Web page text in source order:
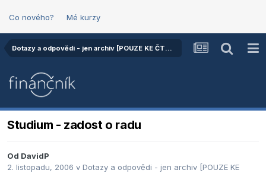
Co nového? Mé kurzy
Dotazy a odpovědi - jen archiv [POUZE KE ČTENÍ]
Studium - zadost o radu
Od DavidP
2. listopadu, 2006 v Dotazy a odpovědi - jen archiv [POUZE KE